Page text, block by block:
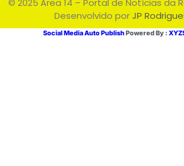
© 2025 Área 14 – Portal de Notícias da
Desenvolvido porJP
Social Media Auto PublishPowered By :